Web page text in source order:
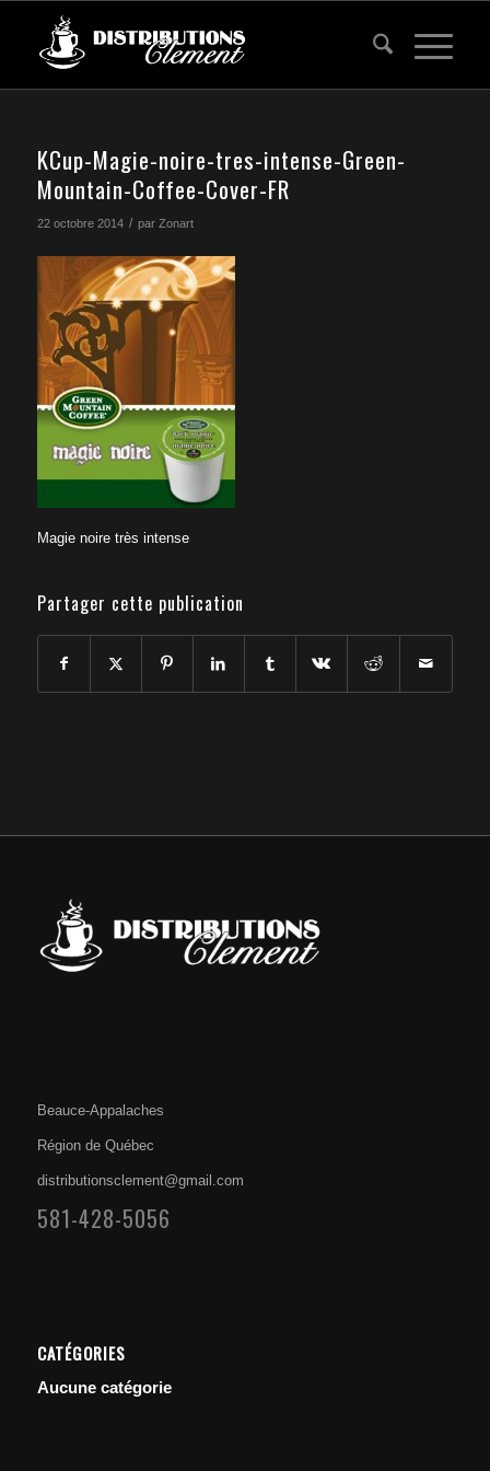
KCup-Magie-noire-tres-intense-Green-
Mountain-Coffee-Cover-FR
22 octobre 2014 / par Zonart
Magie noire très intense
Partager cette publication
Beauce-Appalaches
Région de Québec
distributionsclement@gmail.com
581-428-5056
CATÉGORIES
Aucune catégorie